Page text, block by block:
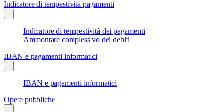
Indicatore di tempestività pagamenti
Indicatore di tempestività dei pagamenti
Ammontare complessivo dei debiti
IBAN e pagamenti informatici
IBAN e pagamenti informatici
Opere pubbliche